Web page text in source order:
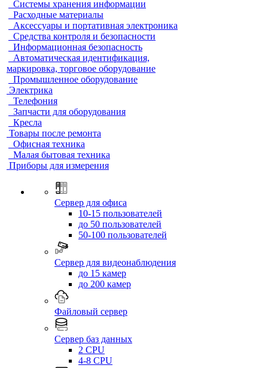
Системы хранения информации
Расходные материалы
Аксессуары и портативная электроника
Средства контроля и безопасности
Информационная безопасность
Автоматическая идентификация,
маркировка, торговое оборудование
Промышленное оборудование
Электрика
Телефония
Запчасти для оборудования
Кресла
Товары после ремонта
Офисная техника
Малая бытовая техника
Приборы для измерения
Сервер для офиса
10-15 пользователей
до 50 пользователей
50-100 пользователей
Сервер для видеонаблюдения
до 15 камер
до 200 камер
Файловый сервер
Сервер баз данных
2 CPU
4-8 CPU